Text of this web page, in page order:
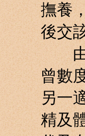
撫養
後交
由於
曾數
另一
精及